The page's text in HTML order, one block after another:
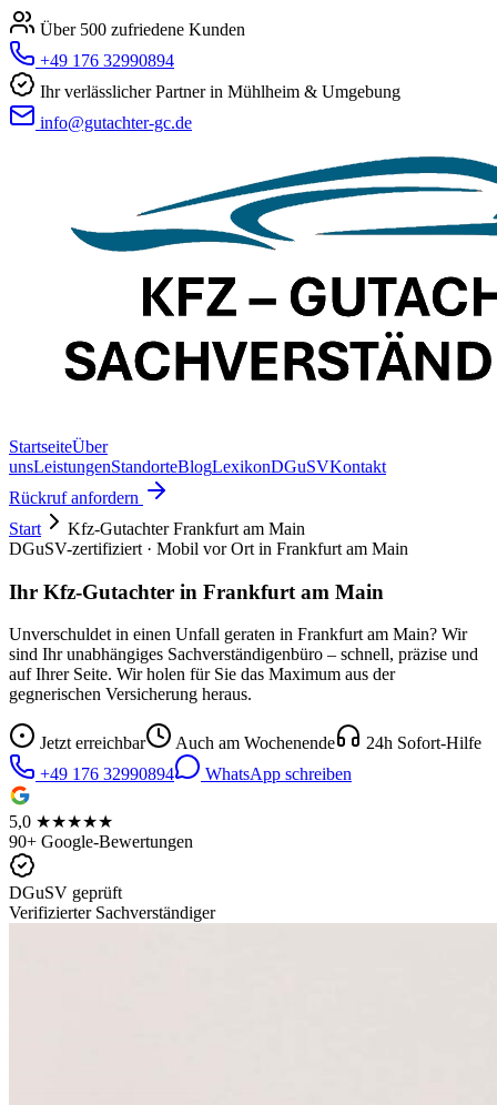
Über 500 zufriedene Kunden
+49 176 32990894
Ihr verlässlicher Partner in Mühlheim & Umgebung
info@gutachter-gc.de
StartseiteÜber
unsLeistungenStandorteBlogLexikonDGuSVKontakt
Rückruf anfordern
Start
Kfz-GutachterFrankfurt am Main
DGuSV-zertifiziert · Mobil vor Ort in Frankfurt am Main
Ihr Kfz-Gutachter in Frankfurt am Main
Unverschuldet in einen Unfall geraten in Frankfurt am Main? Wir
sind Ihr unabhängiges Sachverständigenbüro – schnell, präzise und
auf Ihrer Seite. Wir holen für Sie das Maximum aus der
gegnerischen Versicherung heraus.
Jetzt erreichbar Auch am Wochenende
24h Sofort-Hilfe
+49 176 32990894
WhatsApp schreiben
5,0 ★★★★★
90+ Google-Bewertungen
DGuSV geprüft
Verifizierter Sachverständiger